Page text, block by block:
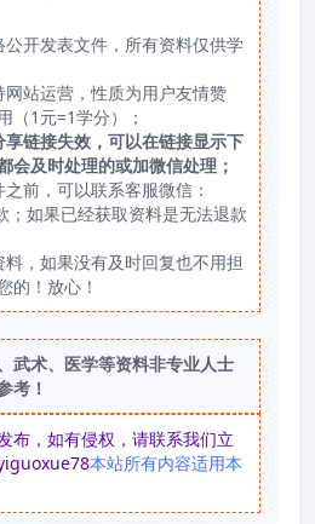
公开发表文件，所有资料仅供学
网站运营，性质为用户友情赞
（1元=1学分）；
链接失效，可以在链接显示下
会及时处理的或加微信处理；
之前，可以联系客服微信：
如果已经获取资料是无法退款
料，如果没有及时回复也不用担
的！放心！
武术、医学等资料非专业人士
考！
布，如有侵权，请联系我们立
本站所有内容适用本